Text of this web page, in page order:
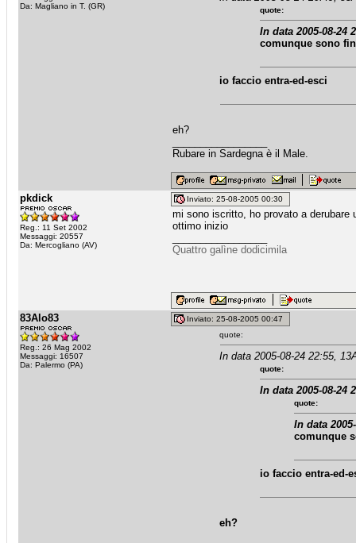
Da: Magliano in T. (GR)
quote:
In data 2005-08-24
comunque sono
io faccio entra-ed-esci
eh?
Rubare in Sardegna è il Male.
pkdick
Reg.: 11 Set 2002
Messaggi: 20557
Da: Mercogliano (AV)
Inviato: 25-08-2005 00:30
mi sono iscritto, ho provato a
ottimo inizio
Quattro galìne dodicimila
83Alo83
Reg.: 26 Mag 2002
Messaggi: 16507
Da: Palermo (PA)
Inviato: 25-08-2005 00:47
quote:
In data 2005-08-24 22:55,
quote:
In data 2005-08-24
quote:
In data
comunque
io faccio entra-ed-
eh?